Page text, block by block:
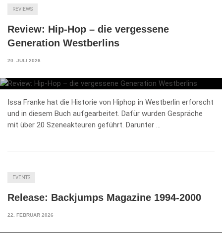
REVIEWS
Review: Hip-Hop – die vergessene
Generation Westberlins
20. JULI 2026
Issa Franke hat die Historie von Hiphop in Westberlin erforscht
und in diesem Buch aufgearbeitet. Dafür wurden Gespräche
mit über 20 Szeneakteuren geführt. Darunter …
EVENTS
Release: Backjumps Magazine 1994-2000
22. FEBRUAR 2026